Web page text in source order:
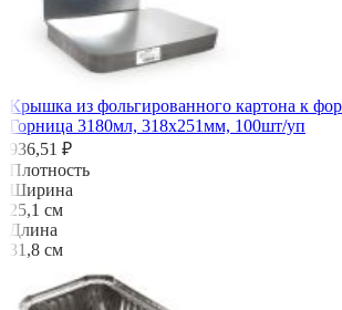
Крышка из фольгированного картона к
Горница 3180мл, 318х251мм, 100шт/уп
936,51 ₽
Плотность
Ширина
25,1 см
Длина
31,8 см